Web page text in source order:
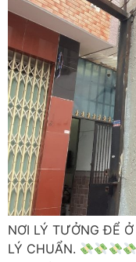
NƠI LÝ TƯỞNG ĐỂ
LÝ CHUẨN.